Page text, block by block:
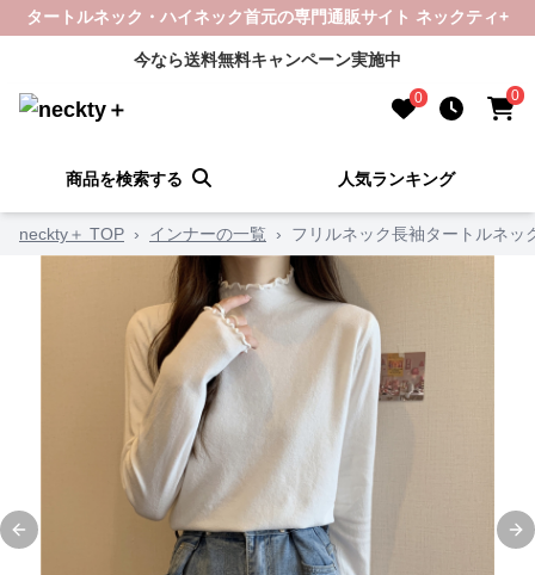
タートルネック・ハイネック首元の専門通販サイト ネックティ+
今なら送料無料キャンペーン実施中
0 0
商品を検索する 人気ランキング
neckty＋ TOP › インナーの一覧 › フリルネック長袖タートルネ
Previous slide